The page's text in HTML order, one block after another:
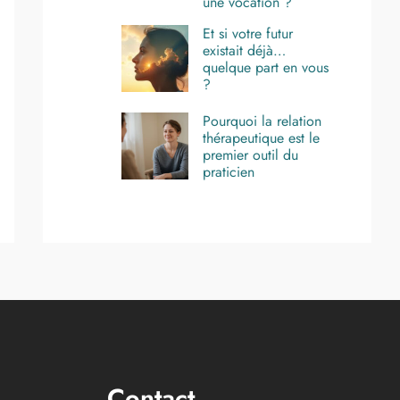
Et si votre futur
existait déjà…
quelque part en vous
?
Pourquoi la relation
thérapeutique est le
premier outil du
praticien